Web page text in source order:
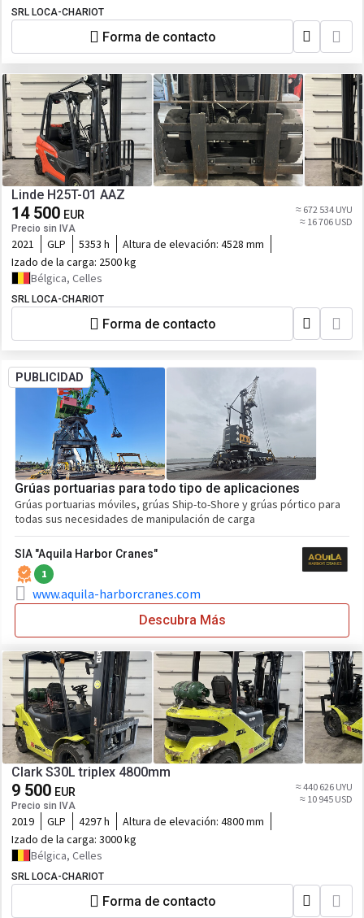
SRL LOCA-CHARIOT
Forma de contacto
Linde H25T-01 AAZ
14 500 EUR
Precio sin IVA
≈ 672 534 UYU
≈ 16 706 USD
2021 GLP 5353 h Altura de elevación: 4528 mm
Izado de la carga: 2500 kg
Bélgica, Celles
SRL LOCA-CHARIOT
Forma de contacto
PUBLICIDAD
Grúas portuarias para todo tipo de aplicaciones
Grúas portuarias móviles, grúas Ship-to-Shore y grúas pórtico para
todas sus necesidades de manipulación de carga
SIA "Aquila Harbor Cranes"
1
www.aquila-harborcranes.com
Descubra Más
Clark S30L triplex 4800mm
9 500 EUR
Precio sin IVA
≈ 440 626 UYU
≈ 10 945 USD
2019 GLP 4297 h Altura de elevación: 4800 mm
Izado de la carga: 3000 kg
Bélgica, Celles
SRL LOCA-CHARIOT
Forma de contacto